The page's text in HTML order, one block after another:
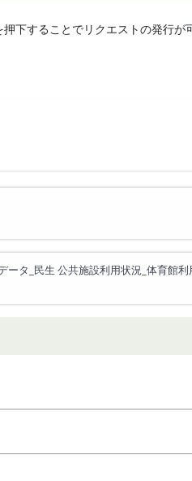
下することでリクエストの発行が
ータ_民生 公共施設利用状況_体育館